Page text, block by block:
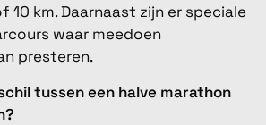
10 km. Daarnaast zijn er speciale
waar meedoen
presteren.
tussen een halve marathon